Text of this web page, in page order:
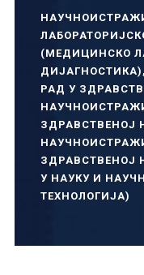
(МЕДИЦИНСКО
ДИЈАГНОСТИКА) ,
РАД У
ЗДРАВСТВЕНОЈ
ЗДРАВСТВЕНОЈ
У НАУКУ И
ТЕХНОЛОГИЈА)